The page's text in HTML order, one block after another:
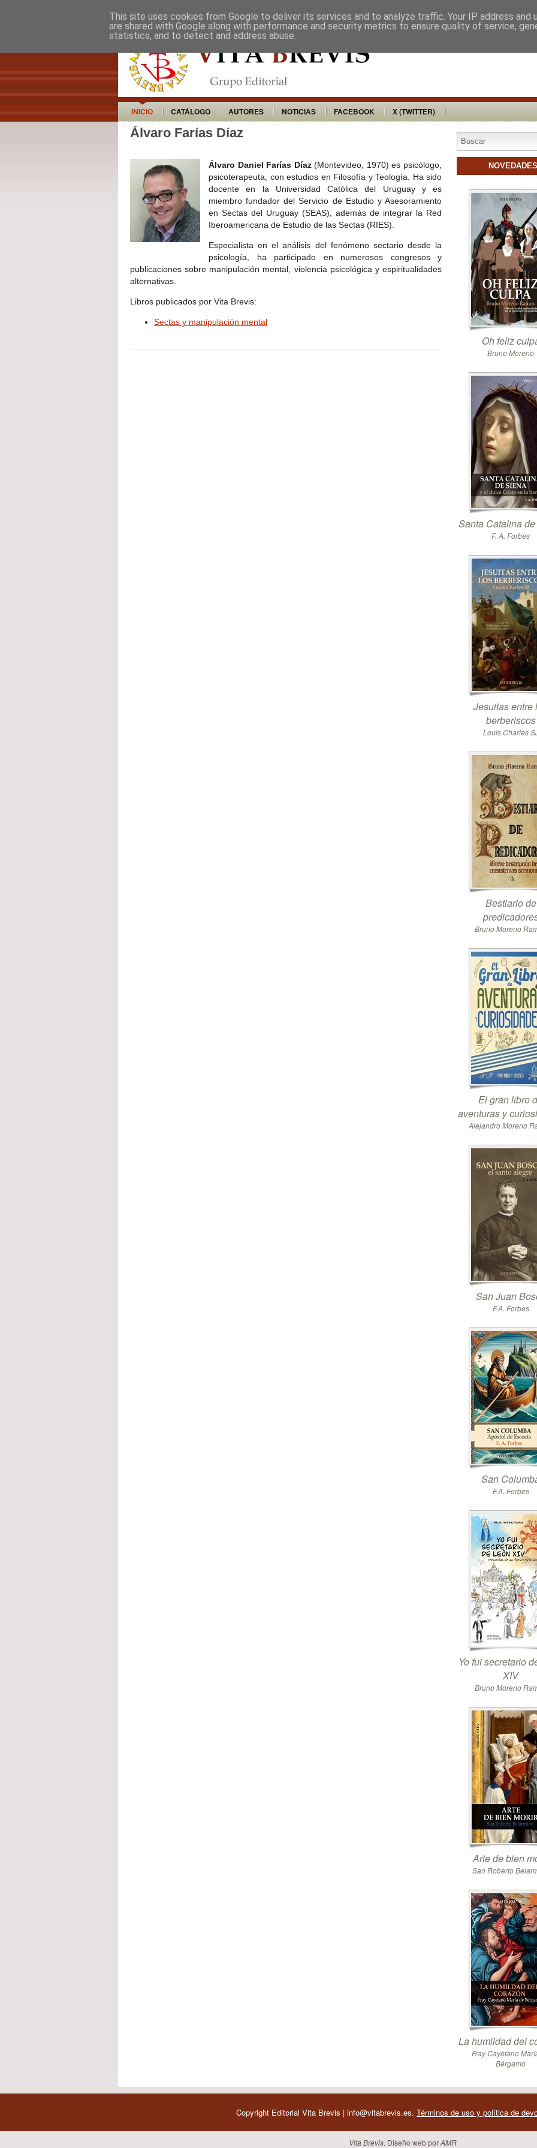
VITA BREVIS DISTRIBUIDORES
INICIO CATÁLOGO AUTORES NOTICIAS FACEBOOK X (TWITTER)
Álvaro Farías Díaz
Álvaro Daniel Farías Díaz(Montevideo, 1970) es psicólogo,
psicoterapeuta, con estudios en Filosofía y Teología. Ha sido
docente en la Universidad Católica del Uruguay y es
miembro fundador del Servicio de Estudio y Asesoramiento
en Sectas del Uruguay (SEAS), además de integrar la Red
Iberoamericana de Estudio de las Sectas (RIES).
Especialista en el análisis del fenómeno sectario desde la
psicología, ha participado en numerosos congresos y
publicaciones sobre manipulación mental, violencia psicológica y espiritualidades
alternativas.
Libros publicados por Vita Brevis:
Sectas y manipulación mental
NOVEDADES
Oh feliz
Bruno Moreno
Santa Catalina
F. A. Forbes
Jesuitas entre
berberiscos
Louis Charles
Bestiario de
Bruno Moreno
El gran libro
aventuras y
Alejandro Moreno
San Juan
F.A. Forbes
San
F.A. Forbes
Yo fui secretario
XIV
Bruno Moreno
Arte de bien
San Roberto
La humildad del
Fray Cayetano
Bérgamo
Copyright Editorial Vita Brevis | info@vitabrevis.es. Términos de uso y política de
Vita Brevis. Diseño web porAMR
This site uses cookies from Google to deliver its services and to analyze traffic. Your IP address and
are shared with Google along with performance and security metrics to ensure quality of service,
statistics, and to detect and address abuse.